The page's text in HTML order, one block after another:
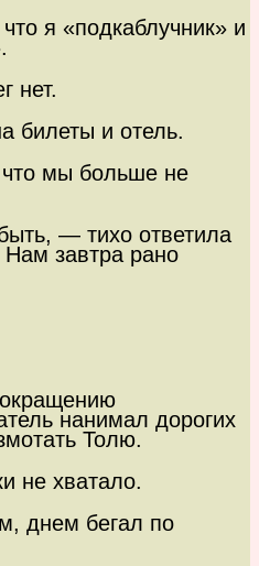
я «подкаблучник» и
нет.
билеты и отель.
мы больше не
— тихо ответила
завтра рано
нанимал дорогих
Толю.
не хватало.
днем бегал по